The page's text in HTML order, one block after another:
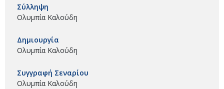
Σύλληψη
Ολυμπία Καλούδη
Δημιουργία
Ολυμπία Καλούδη
Συγγραφή Σεναρίου
Ολυμπία Καλούδη